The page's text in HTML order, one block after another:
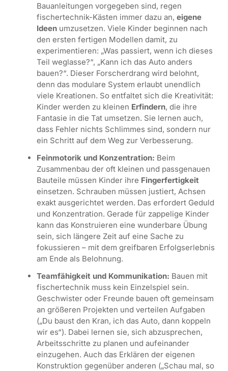
Bauanleitungen vorgegeben sind, regen
fischertechnik-Kästen immer dazu an, eigene
Ideenumzusetzen. Viele Kinder beginnen nach
den ersten fertigen Modellen damit, zu
experimentieren: „Was passiert, wenn ich dieses
Teil weglasse?“, „Kann ich das Auto anders
bauen?“. Dieser Forscherdrang wird belohnt,
denn das modulare System erlaubt unendlich
viele Kreationen. So entfaltet sich die Kreativität:
Kinder werden zu kleinen Erfindern, die ihre
Fantasie in die Tat umsetzen. Sie lernen auch,
dass Fehler nichts Schlimmes sind, sondern nur
ein Schritt auf dem Weg zur Verbesserung.
Feinmotorik und Konzentration: Beim
Zusammenbau der oft kleinen und passgenauen
Bauteile müssen Kinder ihre Fingerfertigkeit
einsetzen. Schrauben müssen justiert, Achsen
exakt ausgerichtet werden. Das erfordert Geduld
und Konzentration. Gerade für zappelige Kinder
kann das Konstruieren eine wunderbare Übung
sein, sich längere Zeit auf eine Sache zu
fokussieren – mit dem greifbaren Erfolgserlebnis
am Ende als Belohnung.
Teamfähigkeit und Kommunikation: Bauen mit
fischertechnik muss kein Einzelspiel sein.
Geschwister oder Freunde bauen oft gemeinsam
an größeren Projekten und verteilen Aufgaben
(„Du baust den Kran, ich das Auto, dann koppeln
wir es“). Dabei lernen sie, sich abzusprechen,
Arbeitsschritte zu planen und aufeinander
einzugehen. Auch das Erklären der eigenen
Konstruktion gegenüber anderen („Schau mal, so